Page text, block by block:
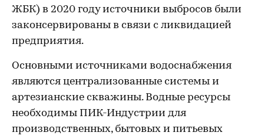
ЖБК) в 2020 году источники выбросов были
законсервированы в связи с ликвидацией
предприятия.
Основными источниками водоснабжения
являются централизованные системы и
артезианские скважины. Водные ресурсы
необходимы ПИК-Индустрии для
производственных, бытовых и питьевых